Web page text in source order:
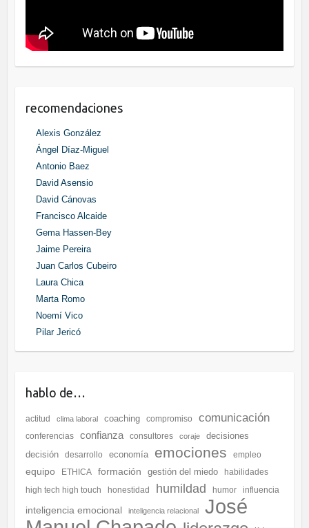
recomendaciones
Alexis González
Ángel Díaz-Miguel
Antonio Baez
David Asensio
David Cánovas
Francisco Alcaide
Gema Hassen-Bey
Jaime Pereira
Juan Carlos Cubeiro
Laura Chica
Marta Romo
Noemí Vico
Pilar Jericó
hablo de…
actitud clima laboral coaching compromiso comunicación
conferencias confianza consultores coraje
decisiones
decisión
desarrollo economía emociones empleo
equipo ETHICA formación gestión del miedo
habilidades
high tech high touch
honestidad humildad humor influencia
inteligencia emocional inteligencia relacional
José